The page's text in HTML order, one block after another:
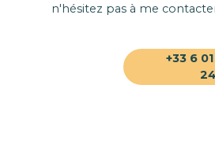
n'hésitez pas à me
+33 6
24